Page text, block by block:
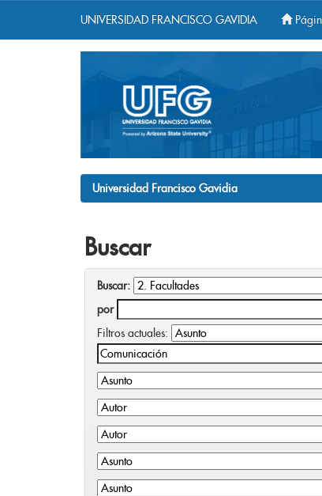
UNIVERSIDAD FRANCISCO GAVIDIA
Universidad Francisco Gavidia
Buscar
Buscar:
por
Filtros actuales: